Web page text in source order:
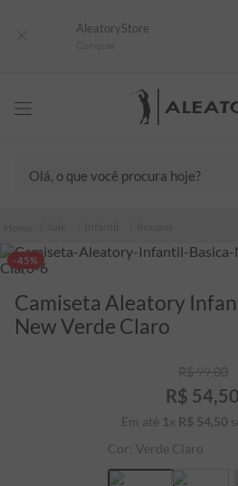
AleatoryStore
-45%
Camiseta Aleatory
New Verde Claro
R$ 99,00
R$ 54,50
Em até 1 x R$ 54,50
Cor: Verde Claro
3º
5 º
6º
7º